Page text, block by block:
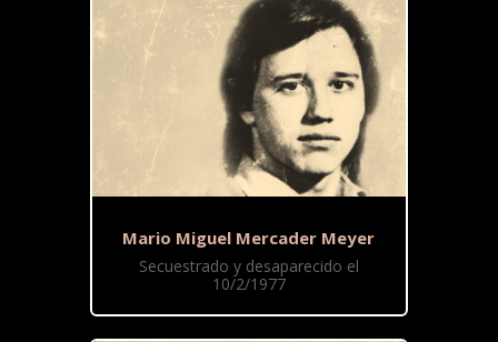
Mario Miguel Mercader Meyer
Secuestrado y desaparecido el
10/2/1977